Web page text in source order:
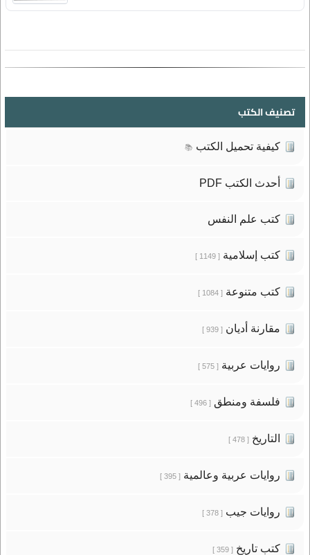
تصنيف الكتب
كيفية تحميل الكتب 📚
أحدث الكتب PDF
كتب علم النفس
كتب إسلامية[ 1149 ]
كتب متنوعة[ 1084 ]
مقارنة أديان[ 939 ]
روايات عربية[ 575 ]
فلسفة ومنطق[ 496 ]
التاريخ[ 478 ]
روايات عربية وعالمية[ 395 ]
روايات جيب[ 378 ]
كتب تاريخ[ 359 ]